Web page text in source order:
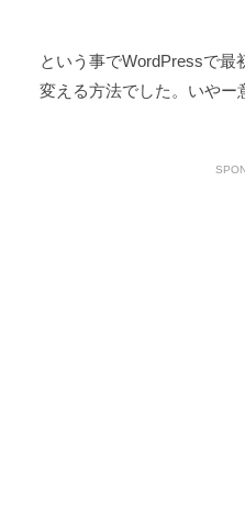
という事でWordPressで最
変える方法でした。いやー